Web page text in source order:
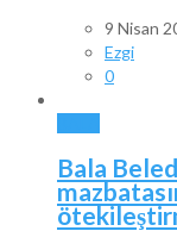
9 Nisan
Ezgi
0
Bala